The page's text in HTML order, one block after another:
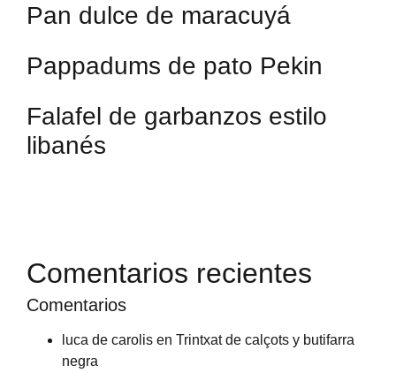
Pan dulce de maracuyá
Pappadums de pato Pekin
Falafel de garbanzos estilo
libanés
Comentarios recientes
Comentarios
luca de carolis en Trintxat de calçots y butifarra
negra